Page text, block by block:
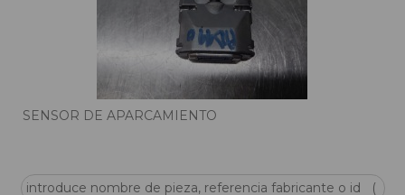
SENSOR DE APARCAMIENTO
OEM:-